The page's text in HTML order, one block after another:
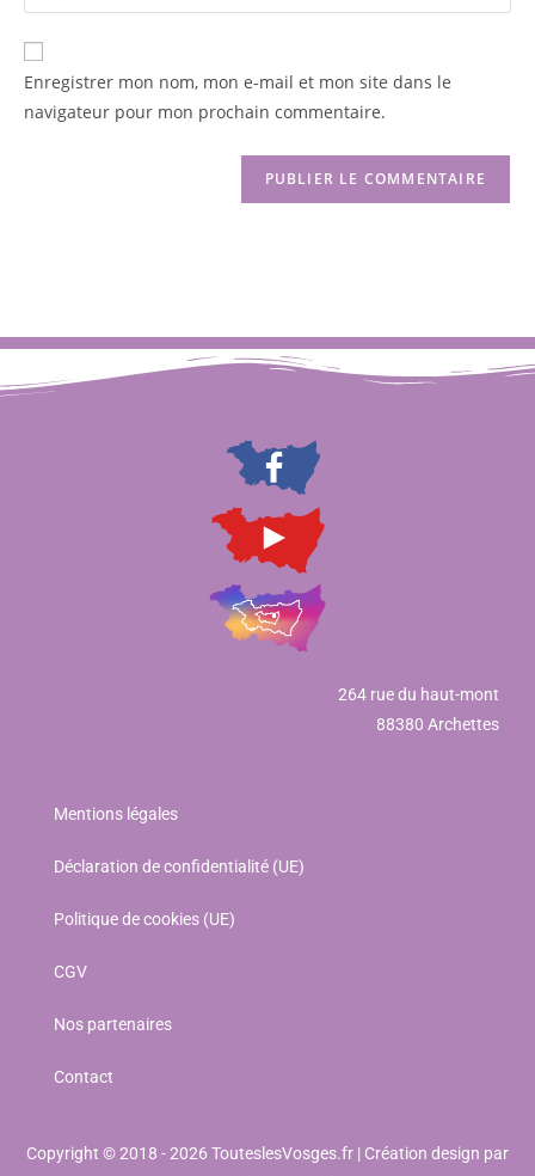
Enregistrer mon nom, mon e-mail et mon site dans le
navigateur pour mon prochain commentaire.
264 rue du haut-mont
88380 Archettes
Mentions légales
Déclaration de confidentialité (UE)
Politique de cookies (UE)
CGV
Nos partenaires
Contact
Copyright © 2018 - 2026 TouteslesVosges.fr | Création design par